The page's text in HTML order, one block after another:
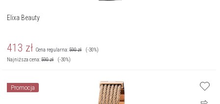
Elixa Beauty
413 zł Cena regularna:590zł
(-30%)
Najniższa cena:590zł (-30%)
Promocja